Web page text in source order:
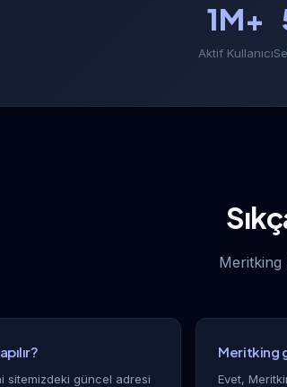
1M+
Aktif Kullanıcı
Meritking
sitemizdeki güncel adresi
Meritking
Evet,